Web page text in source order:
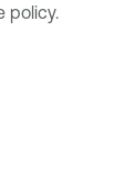
policy.